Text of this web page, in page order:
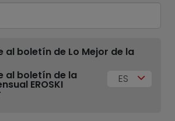
al boletín de Lo Mejor de la
al boletín de la
EROSKI ES